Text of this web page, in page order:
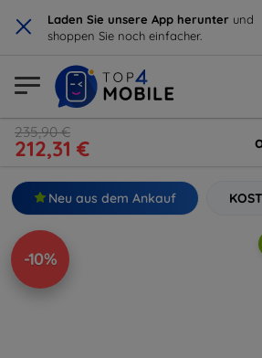
× Laden Sie unsere App herunter und
shoppen Sie noch einfacher.
235,90 €
212,31 €
Neu aus dem Ankauf
-10%